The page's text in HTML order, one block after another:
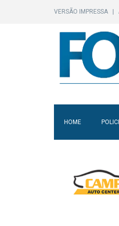
VERSÃO IMPRESSA
HOME